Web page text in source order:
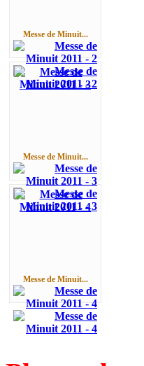
Messe de Minuit...
Messe de Minuit...
Messe de Minuit...